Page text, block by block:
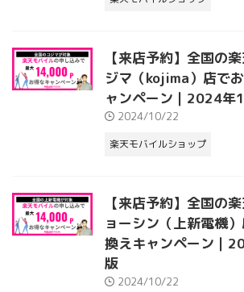
【来店予約】全国の
ジマ（kojima）店で
ャンペーン｜2024年
2024/10/22
楽天モバイルショップ
【来店予約】全国の
ョーシン（上新電機
換えキャンペーン｜
版
2024/10/22